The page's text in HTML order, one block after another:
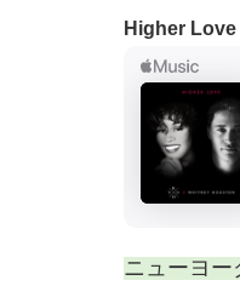
Higher
ニューヨ